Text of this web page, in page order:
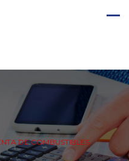
DE COMBUSTIBLES